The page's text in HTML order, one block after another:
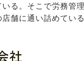
る。そこで労務管
舗に通い詰めている